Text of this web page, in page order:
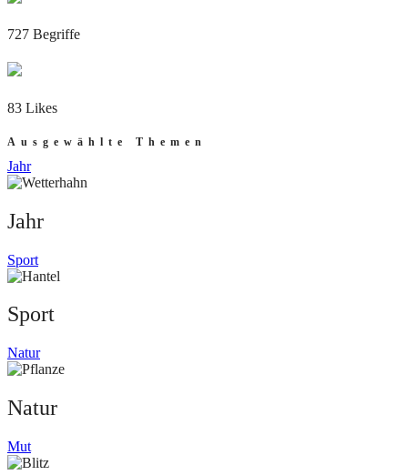
727 Begriffe
83 Likes
Ausgewählte Themen
Jahr
Jahr
Sport
Sport
Natur
Natur
Mut